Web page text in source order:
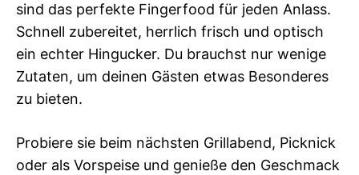
sind das perfekte Fingerfood für jeden Anlass.
Schnell zubereitet, herrlich frisch und optisch
ein echter Hingucker. Du brauchst nur wenige
Zutaten, um deinen Gästen etwas Besonderes
zu bieten.
Probiere sie beim nächsten Grillabend, Picknick
oder als Vorspeise und genieße den Geschmack